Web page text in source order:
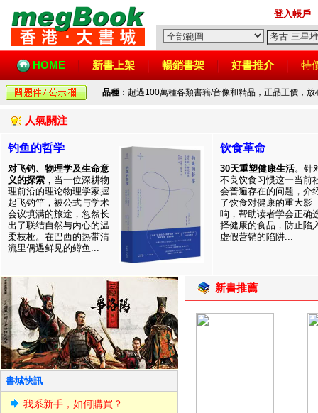
登入帳戶
HOME 新書上架 暢銷書架 好書推介 特
品種 ：超過100萬種各類書籍/音像和精品，正品正價，
人氣關注
钓鱼的哲学
对飞钓、物理学及生命意
义的探索 ，当一位深耕物
理前沿的理论物理学家握
起飞钓竿，被公式与学术
会议填满的旅途，忽然长
出了联结自然与内心的温
柔枝桠。在巴西的热带清
流里偶遇鲜见的鳟鱼...
饮食革命
30天重塑健康生活。针
不良饮食习惯这一当前
会普遍存在的问题，介
了饮食对健康的重大影
响，帮助读者学会正确
择健康的食品，防止陷
虚假营销的陷阱...
書城快訊
我系新手，如何購買？
新書推薦